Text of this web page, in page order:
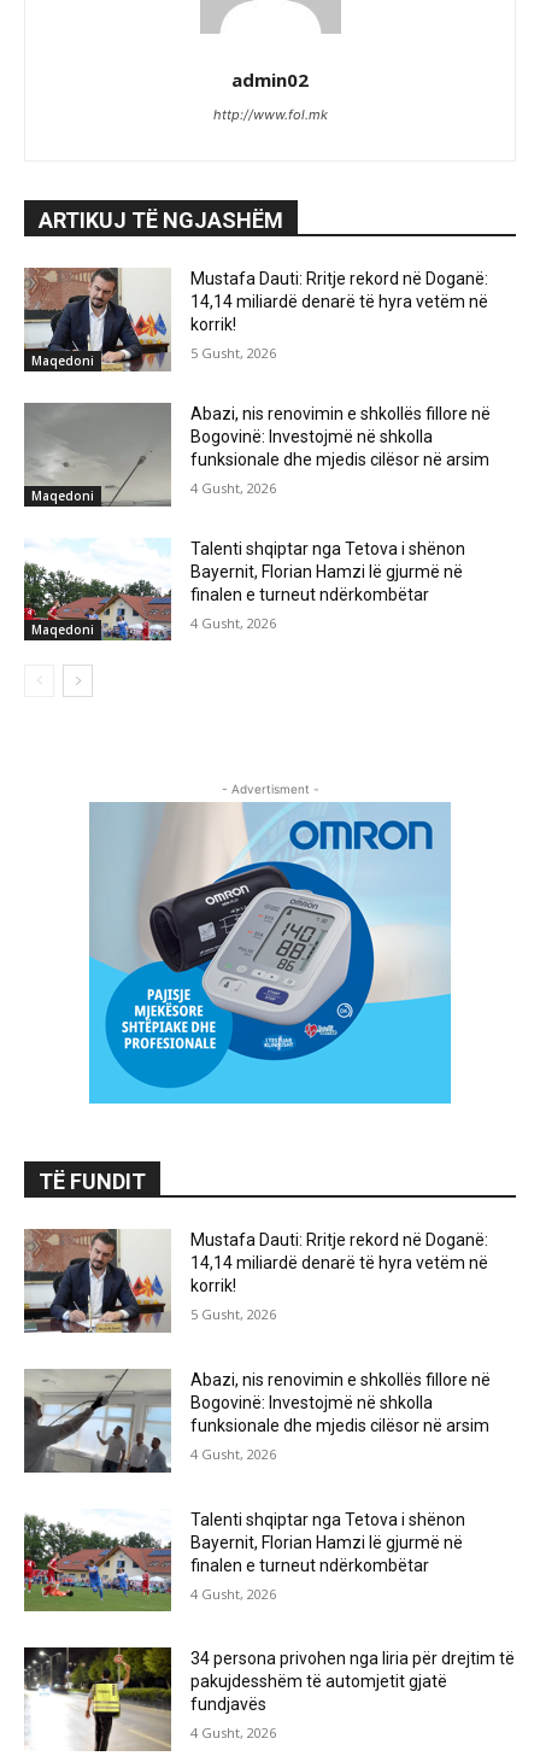
admin02
http://www.fol.mk
ARTIKUJ TË NGJASHËM
Maqedoni
Mustafa Dauti: Rritje rekord në Doganë:
14,14 miliardë denarë të hyra vetëm në
korrik!
5 Gusht, 2026
Maqedoni
Abazi, nis renovimin e shkollës fillore në
Bogovinë: Investojmë në shkolla
funksionale dhe mjedis cilësor në arsim
4 Gusht, 2026
Maqedoni
Talenti shqiptar nga Tetova i shënon
Bayernit, Florian Hamzi lë gjurmë në
finalen e turneut ndërkombëtar
4 Gusht, 2026
- Advertisment -
TË FUNDIT
Mustafa Dauti: Rritje rekord në Doganë:
14,14 miliardë denarë të hyra vetëm në
korrik!
5 Gusht, 2026
Abazi, nis renovimin e shkollës fillore në
Bogovinë: Investojmë në shkolla
funksionale dhe mjedis cilësor në arsim
4 Gusht, 2026
Talenti shqiptar nga Tetova i shënon
Bayernit, Florian Hamzi lë gjurmë në
finalen e turneut ndërkombëtar
4 Gusht, 2026
34 persona privohen nga liria për drejtim të
pakujdesshëm të automjetit gjatë
fundjavës
4 Gusht, 2026